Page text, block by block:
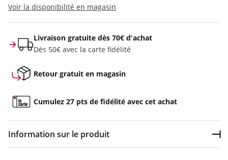
Voir la disponibilité en magasin
Livraison gratuite dès 70€ d'achat
Dès 50€ avec la carte fidélité
Retour gratuit en magasin
Cumulez 27 pts de fidélité avec cet achat
Information sur le produit